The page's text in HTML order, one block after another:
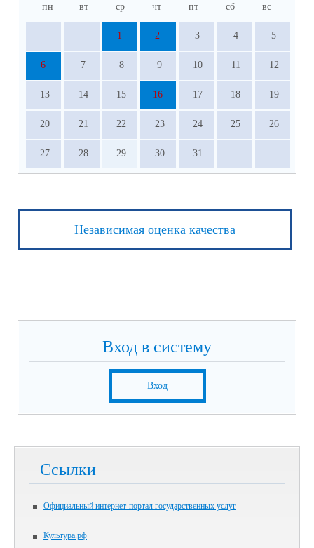
пн вт ср чт пт сб вс
1 2 3 4 5
6 7 8 9 10 11 12
13 14 15 16 17 18 19
20 21 22 23 24 25 26
27 28 29 30 31
Независимая оценка качества
Вход в систему
Вход
Ссылки
Официальный интернет-портал государственных услуг
Культура.рф